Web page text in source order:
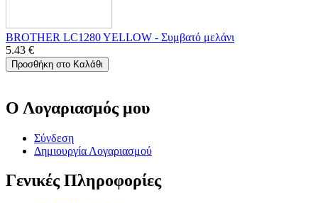
BROTHER LC1280 YELLOW - Συμβατό μελάνι
5.43 €
Προσθήκη στο Καλάθι
Ο Λογαριασμός μου
Σύνδεση
Δημιουργία Λογαριασμού
Γενικές Πληροφορίες